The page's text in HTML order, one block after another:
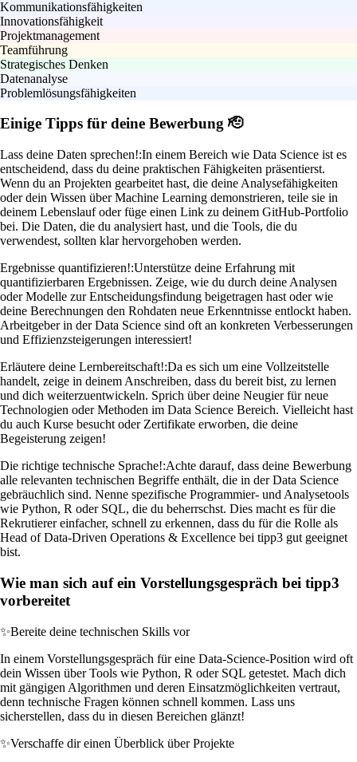
Kommunikationsfähigkeiten
Innovationsfähigkeit
Projektmanagement
Teamführung
Strategisches Denken
Datenanalyse
Problemlösungsfähigkeiten
Einige Tipps für deine Bewerbung 🫡
Lass deine Daten sprechen!:In einem Bereich wie Data Science ist es
entscheidend, dass du deine praktischen Fähigkeiten präsentierst.
Wenn du an Projekten gearbeitet hast, die deine Analysefähigkeiten
oder dein Wissen über Machine Learning demonstrieren, teile sie in
deinem Lebenslauf oder füge einen Link zu deinem GitHub-Portfolio
bei. Die Daten, die du analysiert hast, und die Tools, die du
verwendest, sollten klar hervorgehoben werden.
Ergebnisse quantifizieren!:Unterstütze deine Erfahrung mit
quantifizierbaren Ergebnissen. Zeige, wie du durch deine Analysen
oder Modelle zur Entscheidungsfindung beigetragen hast oder wie
deine Berechnungen den Rohdaten neue Erkenntnisse entlockt haben.
Arbeitgeber in der Data Science sind oft an konkreten Verbesserungen
und Effizienzsteigerungen interessiert!
Erläutere deine Lernbereitschaft!:Da es sich um eine Vollzeitstelle
handelt, zeige in deinem Anschreiben, dass du bereit bist, zu lernen
und dich weiterzuentwickeln. Sprich über deine Neugier für neue
Technologien oder Methoden im Data Science Bereich. Vielleicht hast
du auch Kurse besucht oder Zertifikate erworben, die deine
Begeisterung zeigen!
Die richtige technische Sprache!:Achte darauf, dass deine Bewerbung
alle relevanten technischen Begriffe enthält, die in der Data Science
gebräuchlich sind. Nenne spezifische Programmier- und Analysetools
wie Python, R oder SQL, die du beherrschst. Dies macht es für die
Rekrutierer einfacher, schnell zu erkennen, dass du für die Rolle als
Head of Data-Driven Operations & Excellence bei tipp3 gut geeignet
bist.
Wie man sich auf ein Vorstellungsgespräch bei tipp3
vorbereitet
✨Bereite deine technischen Skills vor
In einem Vorstellungsgespräch für eine Data-Science-Position wird oft
dein Wissen über Tools wie Python, R oder SQL getestet. Mach dich
mit gängigen Algorithmen und deren Einsatzmöglichkeiten vertraut,
denn technische Fragen können schnell kommen. Lass uns
sicherstellen, dass du in diesen Bereichen glänzt!
✨Verschaffe dir einen Überblick über Projekte